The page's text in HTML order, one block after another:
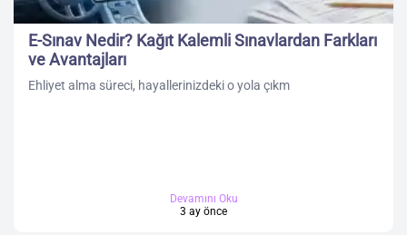
E-Sınav Nedir? Kağıt Kalemli Sınavlardan Farkları
ve Avantajları
Ehliyet alma süreci, hayallerinizdeki o yola çıkm
Devamını Oku
3 ay önce